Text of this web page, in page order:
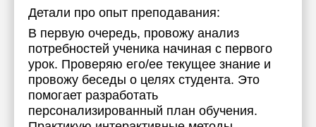
Детали про опыт преподавания:
В первую очередь, провожу анализ
потребностей ученика начиная с первого
урок. Проверяю его/ее текущее знание и
провожу беседы о целях студента. Это
помогает разработать
персонализированный план обучения.